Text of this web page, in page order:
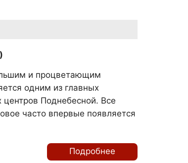
и процветающим
одним из главных
центров Поднебесной. Все
часто впервые появляется
Подробнее